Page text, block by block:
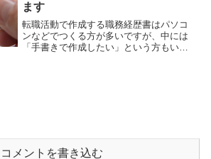
ます
転職活動で作成する職務経歴書はパソコ
ンなどでつくる方が多いですが、中には
「手書きで作成したい」という方もいる
コメントを書き込む